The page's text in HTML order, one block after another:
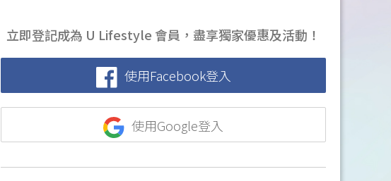
立即登記成為 U Lifestyle 會員，盡享獨家優惠及活動！
使用Facebook登入
使用Google登入